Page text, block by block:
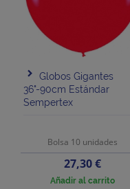
Globos Gigantes
36"-90cm Estándar
Sempertex
Bolsa 10 unidades
Precio
27,30 €
Añadir al carrito